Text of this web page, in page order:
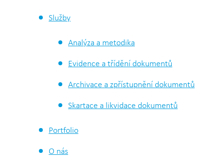
Služby
Analýza a metodika
Evidence a třídění dokumentů
Archivace a zpřístupnění dokumentů
Skartace a likvidace dokumentů
Portfolio
O nás